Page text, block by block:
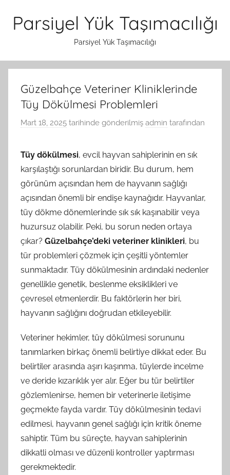
Parsiyel Yük Taşımacılığı
Parsiyel Yük Taşımacılığı
Güzelbahçe Veteriner Kliniklerinde
Tüy Dökülmesi Problemleri
Mart 18, 2025 tarihinde gönderilmiş admin tarafından
Tüy dökülmesi, evcil hayvan sahiplerinin en sık
karşılaştığı sorunlardan biridir. Bu durum, hem
görünüm açısından hem de hayvanın sağlığı
açısından önemli bir endişe kaynağıdır. Hayvanlar,
tüy dökme dönemlerinde sık sık kaşınabilir veya
huzursuz olabilir. Peki, bu sorun neden ortaya
çıkar? Güzelbahçe’deki veteriner klinikleri, bu
tür problemleri çözmek için çeşitli yöntemler
sunmaktadır. Tüy dökülmesinin ardındaki nedenler
genellikle genetik, beslenme eksiklikleri ve
çevresel etmenlerdir. Bu faktörlerin her biri,
hayvanın sağlığını doğrudan etkileyebilir.
Veteriner hekimler, tüy dökülmesi sorununu
tanımlarken birkaç önemli belirtiye dikkat eder. Bu
belirtiler arasında aşırı kaşınma, tüylerde incelme
ve deride kızarıklık yer alır. Eğer bu tür belirtiler
gözlemlenirse, hemen bir veterinerle iletişime
geçmekte fayda vardır. Tüy dökülmesinin tedavi
edilmesi, hayvanın genel sağlığı için kritik öneme
sahiptir. Tüm bu süreçte, hayvan sahiplerinin
dikkatli olması ve düzenli kontroller yaptırması
gerekmektedir.